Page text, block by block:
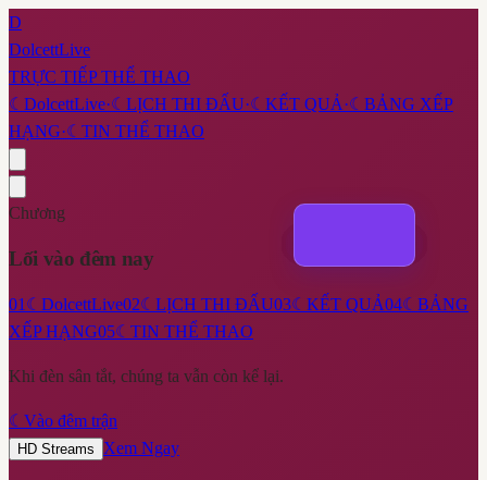
D
DolcettLive
TRỰC TIẾP THỂ THAO
☾ DolcettLive·☾ LỊCH THI ĐẤU·☾ KẾT QUẢ ·☾ BẢNG XẾP
HẠNG·☾ TIN THỂ THAO
Chương
Lối vào đêm nay
01☾ DolcettLive02☾ LỊCH THI ĐẤU03☾ KẾT QUẢ04☾ BẢNG
XẾP HẠNG05☾ TIN THỂ THAO
Khi đèn sân tắt, chúng ta vẫn còn kể lại.
☾ Vào đêm trận
HD Streams Xem Ngay